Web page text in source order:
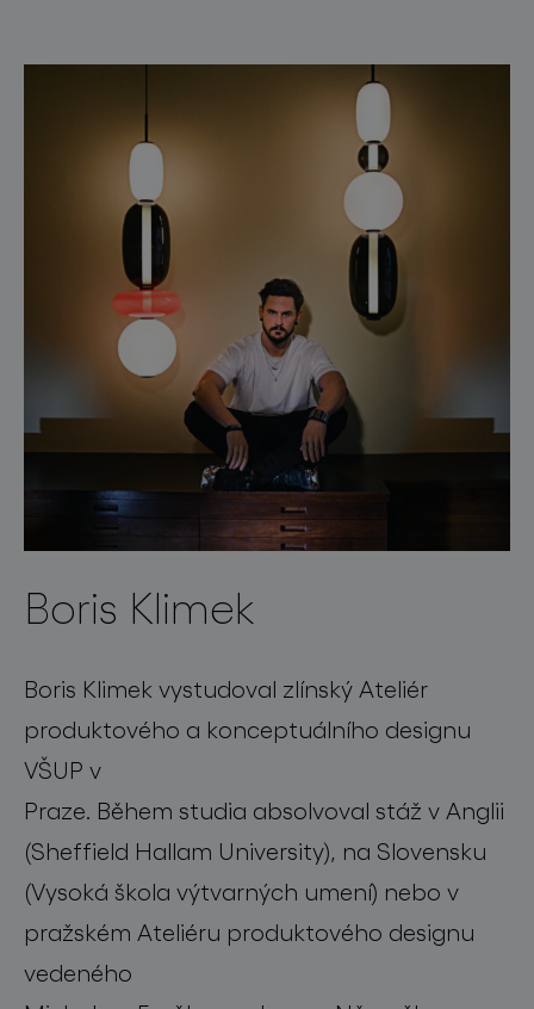
Boris Klimek
Boris Klimek vystudoval zlínský Ateliér
produktového a konceptuálního designu
VŠUP v
Praze. Během studia absolvoval stáž v Anglii
(Sheffield Hallam University), na Slovensku
(Vysoká škola výtvarných umení) nebo v
pražském Ateliéru produktového designu
vedeného